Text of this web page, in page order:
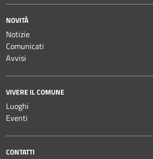
NOVITÀ
Notizie
Comunicati
Avvisi
VIVERE IL COMUNE
Luoghi
Eventi
CONTATTI